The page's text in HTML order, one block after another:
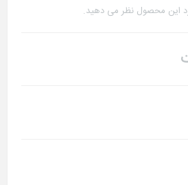
این محصول نظر می دهید.